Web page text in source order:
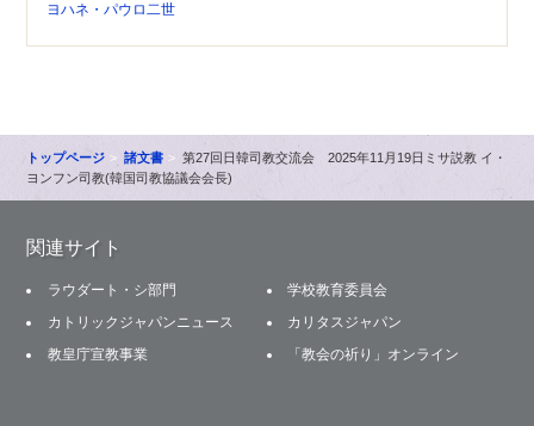
ヨハネ・パウロ二世
トップページ 諸文書
第27回日韓司教交流会 2025年11月19日ミサ説教 イ・
ヨンフン司教(韓国司教協議会会長)
関連サイト
ラウダート・シ部門
学校教育委員会
カトリックジャパンニュース
カリタスジャパン
教皇庁宣教事業
「教会の祈り」オンライン